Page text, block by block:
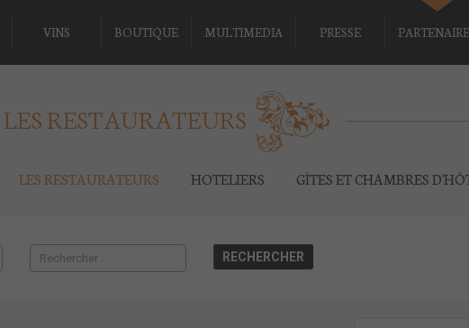
VINS BOUTIQUE MULTIMEDIA PRESSE
LES RESTAURATEURS
LES RESTAURATEURS HOTELIERS GÎTES ET CHAMBRES